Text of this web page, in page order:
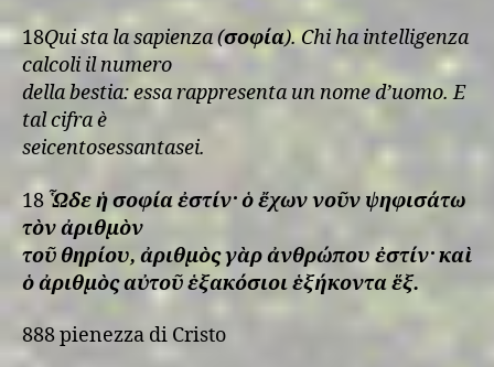
18Qui sta la sapienza (σοφία). Chi ha intelligenza
calcoli il numero
della bestia: essa rappresenta un nome d’uomo. E
tal cifra è
seicentosessantasei.
18 Ὧδε ἡ σοφία ἐστίν· ὁ ἔχων νοῦν ψηφισάτω
τὸν ἀριθμὸν
τοῦ θηρίου, ἀριθμὸς γὰρ ἀνθρώπου ἐστίν· καὶ
ὁ ἀριθμὸς αὐτοῦ ἑξακόσιοι ἑξήκοντα ἕξ.
888 pienezza di Cristo